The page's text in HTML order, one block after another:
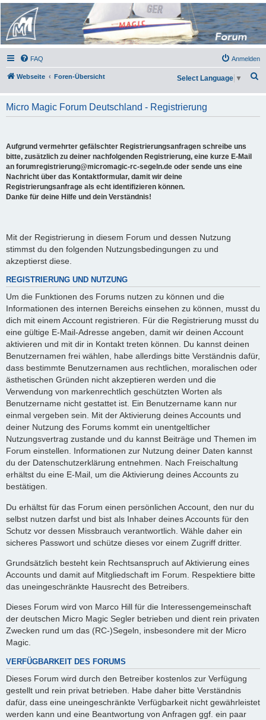
Micro Magic Forum
Deutschland
FAQ Anmelden
Webseite Foren-Übersicht
h
Select Language ▼
Micro Magic Forum Deutschland - Registrierung
Aufgrund vermehrter gefälschter Registrierungsanfragen schreibe uns
bitte, zusätzlich zu deiner nachfolgenden Registrierung, eine kurze E-Mail
an forumregistrierung@micromagic-rc-segeln.de oder sende uns eine
Nachricht über das Kontaktformular, damit wir deine
Registrierungsanfrage als echt identifizieren können.
Danke für deine Hilfe und dein Verständnis!
Mit der Registrierung in diesem Forum und dessen Nutzung
stimmst du den folgenden Nutzungsbedingungen zu und
akzeptierst diese.
REGISTRIERUNG UND NUTZUNG
Um die Funktionen des Forums nutzen zu können und die
Informationen des internen Bereichs einsehen zu können, musst du
dich mit einem Account registrieren. Für die Registrierung musst du
eine gültige E-Mail-Adresse angeben, damit wir deinen Account
aktivieren und mit dir in Kontakt treten können. Du kannst deinen
Benutzernamen frei wählen, habe allerdings bitte Verständnis dafür,
dass bestimmte Benutzernamen aus rechtlichen, moralischen oder
ästhetischen Gründen nicht akzeptieren werden und die
Verwendung von markenrechtlich geschützten Worten als
Benutzername nicht gestattet ist. Ein Benutzername kann nur
einmal vergeben sein. Mit der Aktivierung deines Accounts und
deiner Nutzung des Forums kommt ein unentgeltlicher
Nutzungsvertrag zustande und du kannst Beiträge und Themen im
Forum einstellen. Informationen zur Nutzung deiner Daten kannst
du der Datenschutzerklärung entnehmen. Nach Freischaltung
erhältst du eine E-Mail, um die Aktivierung deines Accounts zu
bestätigen.
Du erhältst für das Forum einen persönlichen Account, den nur du
selbst nutzen darfst und bist als Inhaber deines Accounts für den
Schutz vor dessen Missbrauch verantwortlich. Wähle daher ein
sicheres Passwort und schütze dieses vor einem Zugriff dritter.
Grundsätzlich besteht kein Rechtsanspruch auf Aktivierung eines
Accounts und damit auf Mitgliedschaft im Forum. Respektiere bitte
das uneingeschränkte Hausrecht des Betreibers.
Dieses Forum wird von Marco Hill für die Interessengemeinschaft
der deutschen Micro Magic Segler betrieben und dient rein privaten
Zwecken rund um das (RC-)Segeln, insbesondere mit der Micro
Magic.
VERFÜGBARKEIT DES FORUMS
Dieses Forum wird durch den Betreiber kostenlos zur Verfügung
gestellt und rein privat betrieben. Habe daher bitte Verständnis
dafür, dass eine uneingeschränkte Verfügbarkeit nicht gewährleistet
werden kann und eine Beantwortung von Anfragen ggf. ein paar